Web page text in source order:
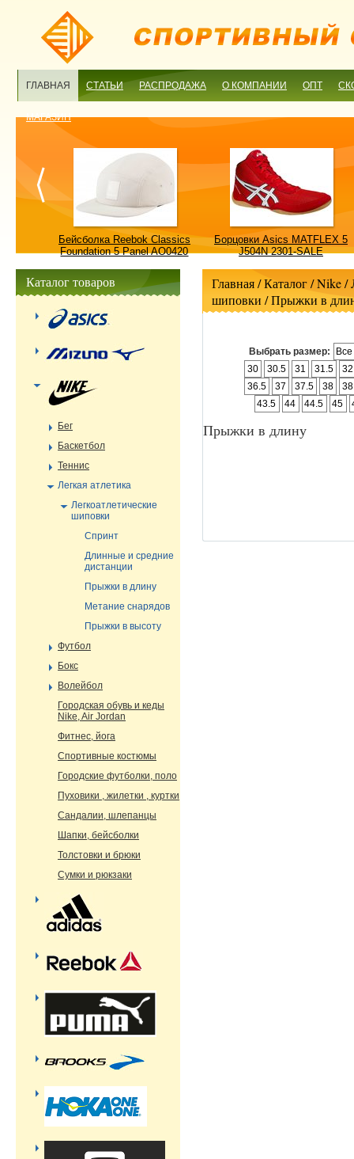
ГЛАВНАЯ СТАТЬИ РАСПРОДАЖА О КОМПАНИИ ОПТ
МАГАЗИН
Бейсболка Reebok Classics
Foundation 5 Panel AO0420
Борцовки Asics MATFLEX 5
J504N 2301-SALE
Главная/ Каталог /Nike/
шиповки /Прыжки в
Выбрать размер:
30
30.5 31 31.5
32
36.5
37 37.5 38
43.5
44 44.5 45
Прыжки в длину
Каталог товаров
Бег
Баскетбол
Теннис
Легкая атлетика
Легкоатлетические
шиповки
Спринт
Длинные и средние
дистанции
Прыжки в длину
Метание снарядов
Прыжки в высоту
Футбол
Бокс
Волейбол
Городская обувь и кеды
Nike, Air Jordan
Фитнес, йога
Спортивные костюмы
Городские футболки, поло
Пуховики , жилетки , куртки
Сандалии, шлепанцы
Шапки, бейсболки
Толстовки и брюки
Сумки и рюкзаки